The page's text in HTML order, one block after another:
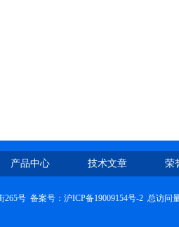
产品中心 技术文章 荣
号 备案号： 沪ICP备19009154号-2 总访问